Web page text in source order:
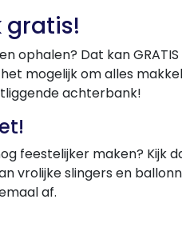
gratis!
ophalen? Dat kan
mogelijk om alles
achterbank!
feestelijker maken? Kijk
vrolijke slingers en
af.